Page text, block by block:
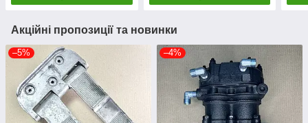
Акційні пропозиції та новинки
–5% –4%